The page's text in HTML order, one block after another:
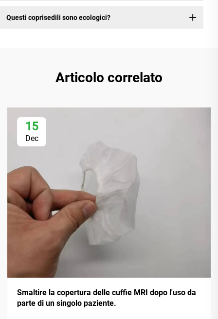
Questi coprisedili sono ecologici?
Articolo correlato
15
Dec
Smaltire la copertura delle cuffie MRI dopo l'uso da
parte di un singolo paziente.